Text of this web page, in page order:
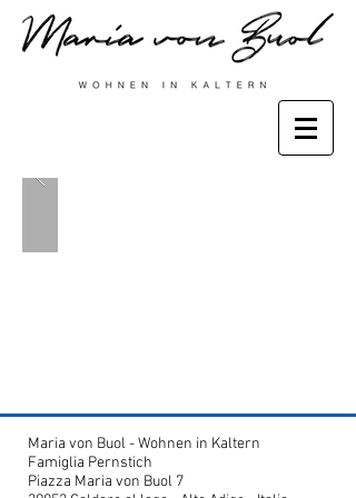
Maria von Buol - Wohnen in Kaltern
Famiglia Pernstich
Piazza Maria von Buol 7